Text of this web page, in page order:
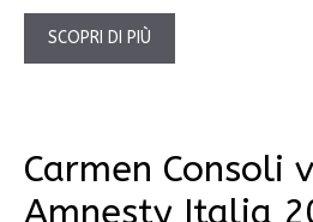
SCOPRI DI PIÙ
Carmen Consoli
Amnesty Italia